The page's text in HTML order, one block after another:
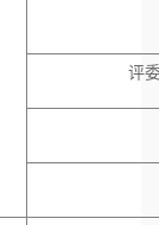
评委宣读